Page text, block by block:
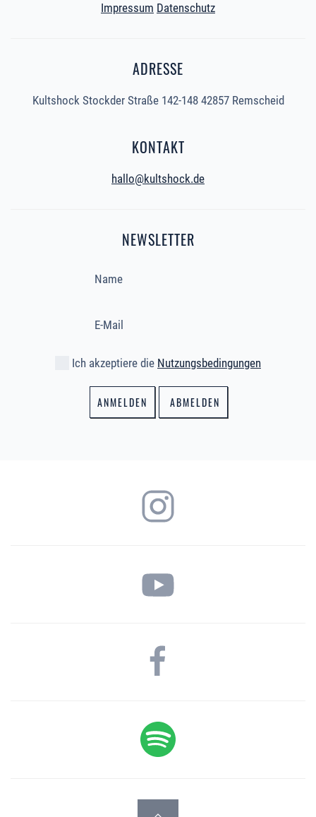
Impressum Datenschutz
ADRESSE
Kultshock Stockder Straße 142-148 42857 Remscheid
KONTAKT
hallo@kultshock.de
NEWSLETTER
Ich akzeptiere die Nutzungsbedingungen